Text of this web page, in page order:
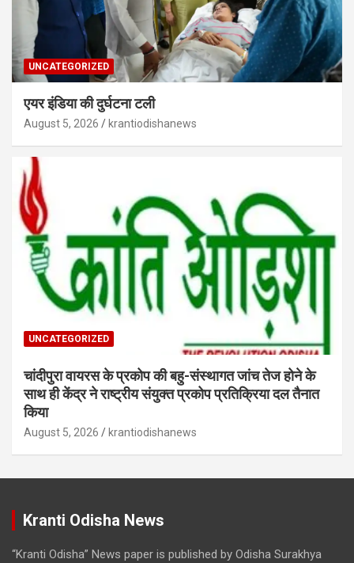
UNCATEGORIZED
एयर इंडिया की दुर्घटना टली
August 5, 2026 krantiodishanews
UNCATEGORIZED
चांदीपुरा वायरस के प्रकोप की बहु-संस्थागत जांच तेज होने के
साथ ही केंद्र ने राष्ट्रीय संयुक्त प्रकोप प्रतिक्रिया दल तैनात
किया
August 5, 2026 krantiodishanews
Kranti Odisha News
“Kranti Odisha” News paper is published by Odisha Surakhya